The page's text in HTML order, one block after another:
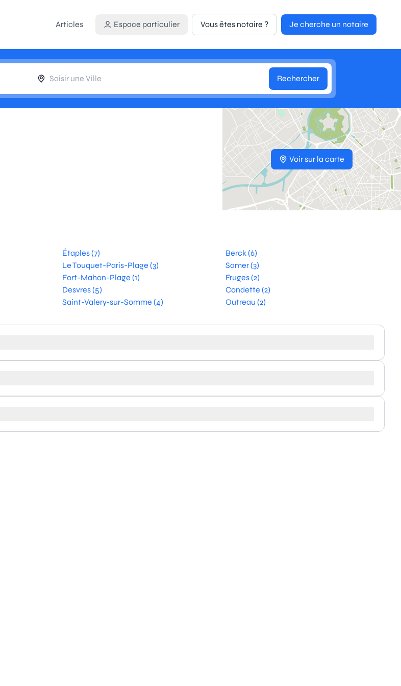
Articles
Espace particulier Vous êtes notaire ? Je cherche un notaire
Rechercher
Voir sur la carte
Étaples (7)
Berck (6)
Le Touquet-Paris-Plage (3)
Samer (3)
Fort-Mahon-Plage (1)
Fruges (2)
Desvres (5)
Condette (2)
Saint-Valery-sur-Somme (4) Outreau (2)